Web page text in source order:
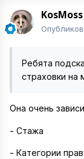
KosMoss
Ребята
страховки на
Она очень
- Стажа
- Категории прав